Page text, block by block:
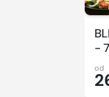
-
od